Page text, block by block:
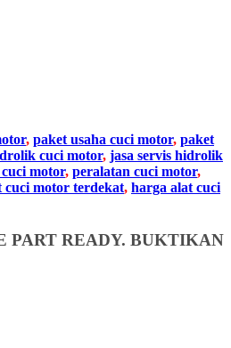
, paket usaha cuci motor, paket
cuci motor, jasa servis hidrolik
motor, peralatan cuci motor,
cuci motor terdekat, harga alat cuci
PART READY. BUKTIKAN